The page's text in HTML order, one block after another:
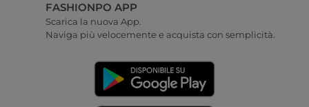
FASHIONPO APP
Scarica la nuova App.
Naviga più velocemente e acquista con semplicità.